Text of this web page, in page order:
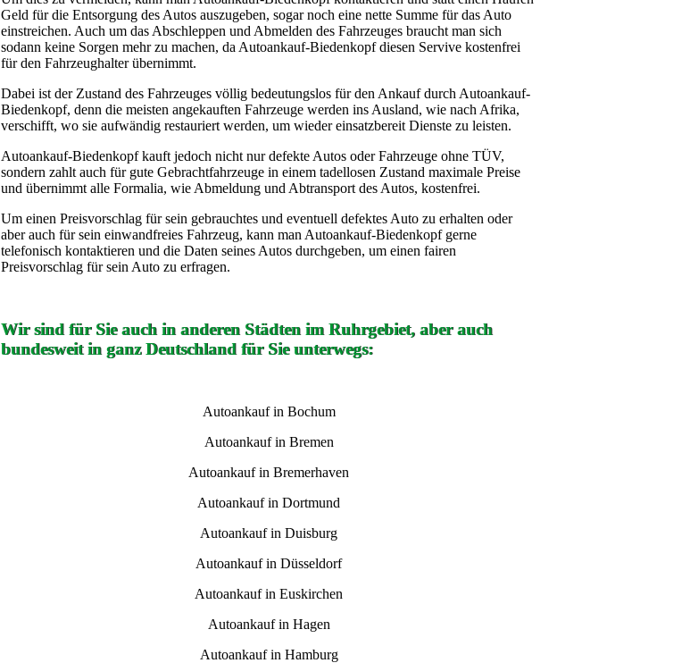
Geld für die Entsorgung des Autos auszugeben, sogar noch eine nette Summe für das Auto
einstreichen. Auch um das Abschleppen und Abmelden des Fahrzeuges braucht man sich
sodann keine Sorgen mehr zu machen, da Autoankauf-Biedenkopf diesen Servive kostenfrei
für den Fahrzeughalter übernimmt.
Dabei ist der Zustand des Fahrzeuges völlig bedeutungslos für den Ankauf durch Autoankauf-
Biedenkopf, denn die meisten angekauften Fahrzeuge werden ins Ausland, wie nach Afrika,
verschifft, wo sie aufwändig restauriert werden, um wieder einsatzbereit Dienste zu leisten.
Autoankauf-Biedenkopf kauft jedoch nicht nur defekte Autos oder Fahrzeuge ohne TÜV,
sondern zahlt auch für gute Gebrachtfahrzeuge in einem tadellosen Zustand maximale Preise
und übernimmt alle Formalia, wie Abmeldung und Abtransport des Autos, kostenfrei.
Um einen Preisvorschlag für sein gebrauchtes und eventuell defektes Auto zu erhalten oder
aber auch für sein einwandfreies Fahrzeug, kann man Autoankauf-Biedenkopf gerne
telefonisch kontaktieren und die Daten seines Autos durchgeben, um einen fairen
Preisvorschlag für sein Auto zu erfragen.
Wir sind für Sie auch in anderen Städten im Ruhrgebiet, aber auch
bundesweit in ganz Deutschland für Sie unterwegs:
Autoankauf in Bochum
Autoankauf in Bremen
Autoankauf in Bremerhaven
Autoankauf in Dortmund
Autoankauf in Duisburg
Autoankauf in Düsseldorf
Autoankauf in Euskirchen
Autoankauf in Hagen
Autoankauf in Hamburg